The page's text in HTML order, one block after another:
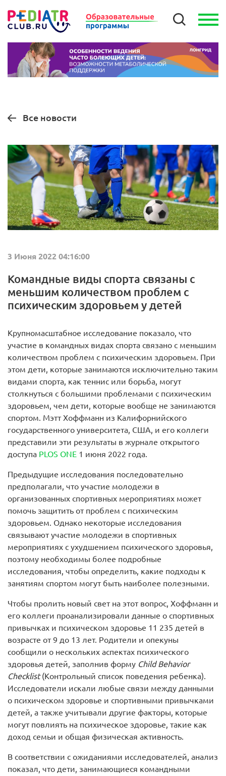
Все новости
3 Июня 2022 04:16:00
Командные виды спорта связаны с
меньшим количеством проблем с
психическим здоровьем у детей
Крупномасштабное исследование показало, что
участие в командных видах спорта связано с меньшим
количеством проблем с психическим здоровьем. При
этом дети, которые занимаются исключительно таким
видами спорта, как теннис или борьба, могут
столкнуться с большими проблемами с психическим
здоровьем, чем дети, которые вообще не занимаются
спортом. Мэтт Хоффманн из Калифорнийского
государственного университета, США, и его коллеги
представили эти результаты в журнале открытого
доступа PLOS ONE 1 июня 2022 года.
Предыдущие исследования последовательно
предполагали, что участие молодежи в
организованных спортивных мероприятиях может
помочь защитить от проблем с психическим
здоровьем. Однако некоторые исследования
связывают участие молодежи в спортивных
мероприятиях с ухудшением психического здоровья,
поэтому необходимы более подробные
исследования, чтобы определить, какие подходы к
занятиям спортом могут быть наиболее полезными.
Чтобы пролить новый свет на этот вопрос, Хоффманн и
его коллеги проанализировали данные о спортивных
привычках и психическом здоровье 11 235 детей в
возрасте от 9 до 13 лет. Родители и опекуны
сообщили о нескольких аспектах психического
здоровья детей, заполнив форму Child Behavior
Checklist(Контрольный список поведения ребенка).
Исследователи искали любые связи между данными
о психическом здоровье и спортивными привычками
детей, а также учитывали другие факторы, которые
могут повлиять на психическое здоровье, такие как
доход семьи и общая физическая активность.
В соответствии с ожиданиями исследователей, анализ
показал, что дети, занимающиеся командными